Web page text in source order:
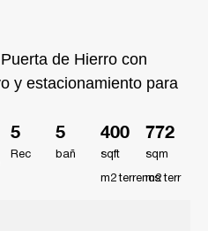
Rec
5
bañ
5
sqft
m2
400
sqm
m2
772